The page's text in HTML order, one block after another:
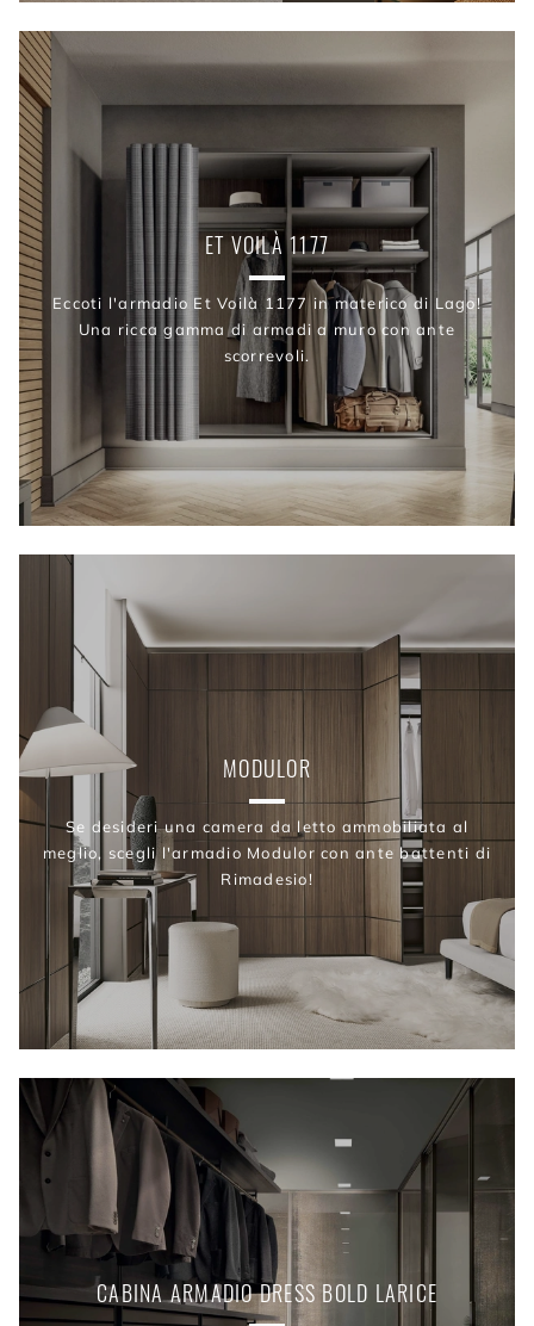
ET VOILÀ 1177
Eccoti l'armadio Et Voilà 1177 in materico di Lago!
Una ricca gamma di armadi a muro con ante
scorrevoli.
MODULOR
Se desideri una camera da letto ammobiliata al
meglio, scegli l'armadio Modulor con ante battenti di
Rimadesio!
CABINA ARMADIO DRESS BOLD LARICE